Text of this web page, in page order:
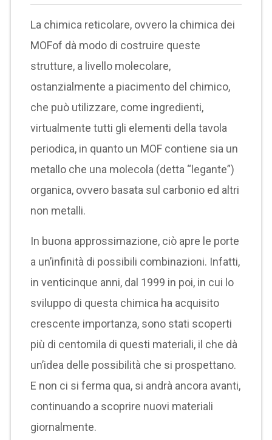
La chimica reticolare, ovvero la chimica dei
MOFof dà modo di costruire queste
strutture, a livello molecolare,
ostanzialmente a piacimento del chimico,
che può utilizzare, come ingredienti,
virtualmente tutti gli elementi della tavola
periodica, in quanto un MOF contiene sia un
metallo che una molecola (detta “legante”)
organica, ovvero basata sul carbonio ed altri
non metalli.
In buona approssimazione, ciò apre le porte
a un’infinità di possibili combinazioni. Infatti,
in venticinque anni, dal 1999 in poi, in cui lo
sviluppo di questa chimica ha acquisito
crescente importanza, sono stati scoperti
più di centomila di questi materiali, il che dà
un’idea delle possibilità che si prospettano.
E non ci si ferma qua, si andrà ancora avanti,
continuando a scoprire nuovi materiali
giornalmente.